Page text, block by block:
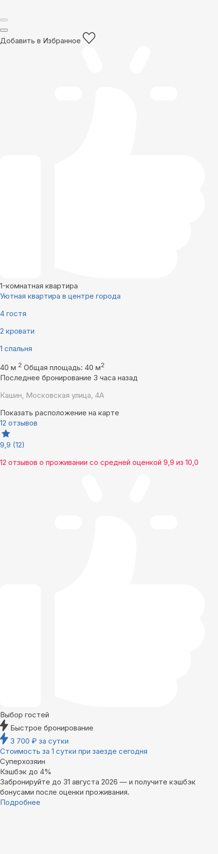
Добавить в Избранное
1-комнатная квартира
Уютная квартира в центре города
4 гостя
2 кровати
1 спальня
40 м 2 Общая площадь: 40 м2
Последнее бронирование 3 часа назад
Кашин, Московская улица, 4А
Показать расположение на карте
12 отзывов
9,9 (12)
12 отзывов о проживании со средней оценкой 9,9 из 10,0
Выбор гостей
Быстрое бронирование
3 700 ₽ за сутки
Стоимость за 1 сутки при заезде сегодня
Суперхозяин
Кэшбэк до 4%
Забронируйте до 31 августа 2026 — и получите кэшбэк
бонусами после оценки проживания.
Подробнее